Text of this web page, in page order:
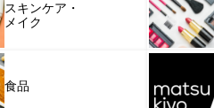
スキンケア・
メイク
食品